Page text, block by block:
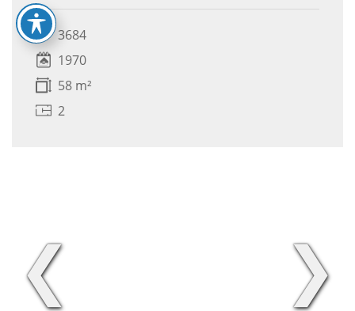
3684
1970
58 m²
2
❮ ❯